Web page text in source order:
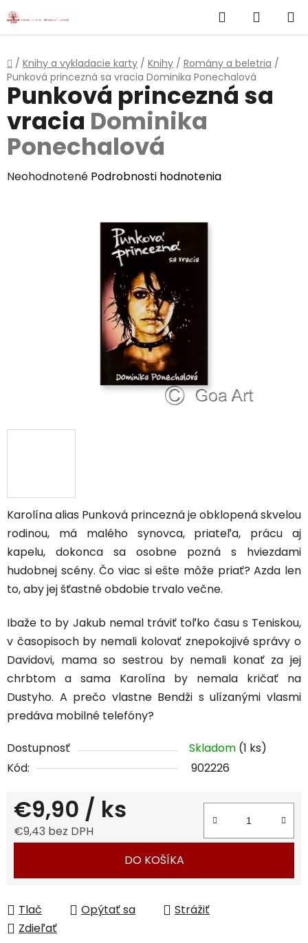
Prejsť
na
Hľadať
KOŠÍK
Domov
/ Knihy a vykladacie karty / Knihy / Romány a beletria /
Punková princezná sa vracia Dominika Ponechalová
Karolína alias Punková princezná je obklopená skvelou
rodinou, má malého synovca, priateľa, prácu aj
kapelu, dokonca sa osobne pozná s hviezdami
hudobnej scény. Čo viac si ešte môže priať? Azda len
to, aby jej šťastné obdobie trvalo večne.
Ibaže to by Jakub nemal tráviť toľko času s Teniskou,
v časopisoch by nemali kolovať znepokojivé správy o
Davidovi, mama so sestrou by nemali konať za jej
chrbtom a sama Karolína by nemala kričať na
Dustyho. A prečo vlastne Bendži s ulízanými vlasmi
predáva mobilné telefóny?
Dostupnosť Skladom (1 ks)
Kód:
902226
€9,90 / ks
€9,43 bez DPH
DO KOŠÍKA
Tlač Opýtať sa
Strážiť
Zdieľať
Punková princezná sa
vracia Dominika
Ponechalová
Priemerné
Neohodnotené Podrobnosti hodnotenia